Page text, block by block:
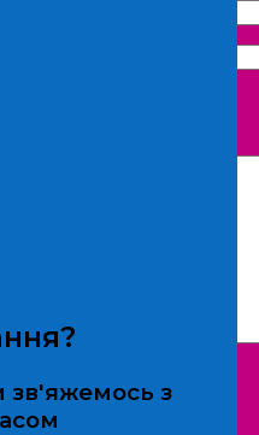
третім особам
зв'яжемось з